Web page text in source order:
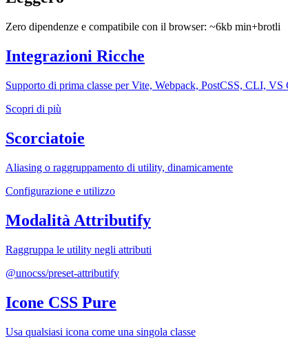
Zero dipendenze e compatibile con il browser: ~6kb min+brotli
Integrazioni Ricche
Supporto di prima classe per Vite, Webpack, PostCSS, CLI, VS
Scopri di più
Scorciatoie
Aliasing o raggruppamento di utility, dinamicamente
Configurazione e utilizzo
Modalità Attributify
Raggruppa le utility negli attributi
@unocss/preset-attributify
Icone CSS Pure
Usa qualsiasi icona come una singola classe